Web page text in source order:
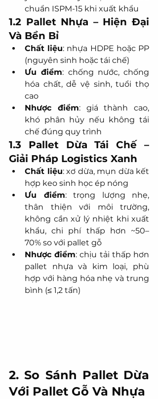
chuẩn ISPM-15 khi xuất khẩu
1.2 Pallet Nhựa – Hiện Đại
Và Bền Bỉ
Chất liệu: nhựa HDPE hoặc PP
(nguyên sinh hoặc tái chế)
Ưu điểm: chống nước, chống
hóa chất, dễ vệ sinh, tuổi thọ
cao
Nhược điểm: giá thành cao,
khó phân hủy nếu không tái
chế đúng quy trình
1.3 Pallet Dừa Tái Chế –
Giải Pháp Logistics Xanh
Chất liệu: xơ dừa, mụn dừa kết
hợp keo sinh học ép nóng
Ưu điểm: trọng lượng nhẹ,
thân thiện với môi trường,
không cần xử lý nhiệt khi xuất
khẩu, chi phí thấp hơn ~50–
70% so với pallet gỗ
Nhược điểm: chịu tải thấp hơn
pallet nhựa và kim loại, phù
hợp với hàng hóa nhẹ và trung
bình (≤ 1,2 tấn)
2. So Sánh Pallet Dừa
Với Pallet Gỗ Và Nhựa